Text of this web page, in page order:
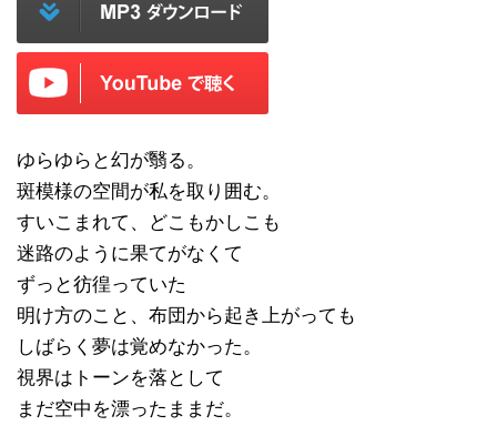
ゆらゆらと幻が翳る。
斑模様の空間が私を取り囲む。
すいこまれて、どこもかしこも
迷路のように果てがなくて
ずっと彷徨っていた
明け方のこと、布団から起き上がっても
しばらく夢は覚めなかった。
視界はトーンを落として
まだ空中を漂ったままだ。